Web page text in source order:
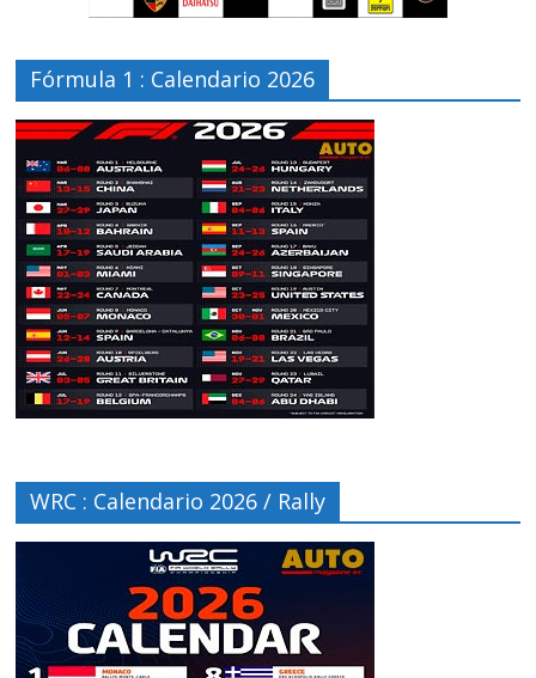
Fórmula 1 : Calendario 2026
WRC : Calendario 2026 / Rally